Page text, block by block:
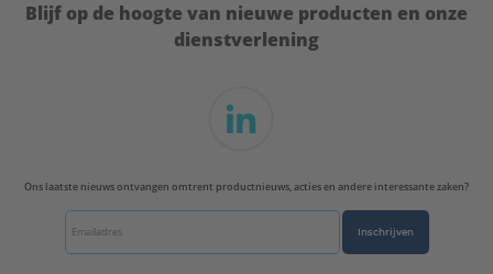
Blijf op de hoogte van nieuwe producten en onze
dienstverlening
Ons laatste nieuws ontvangen omtrent productnieuws, acties en andere interessante zaken?
Inschrijven